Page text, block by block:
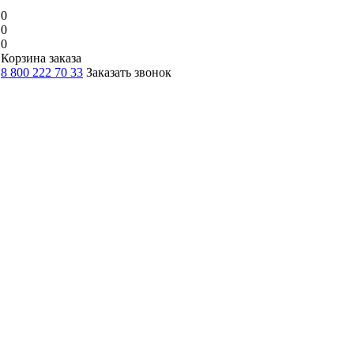
0
0
0
Корзина заказа
8 800 222 70 33 Заказать звонок